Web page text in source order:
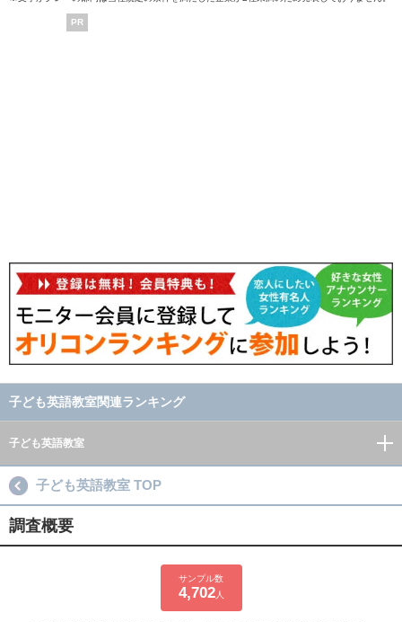
PR
子ども英語教室関連ランキング
子ども英語教室
子ども英語教室 TOP
調査概要
サンプル数
4,702人